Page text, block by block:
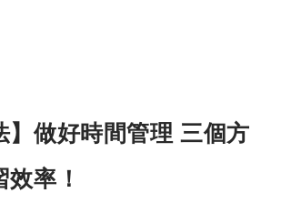
】做好時間管理 三個方
率！